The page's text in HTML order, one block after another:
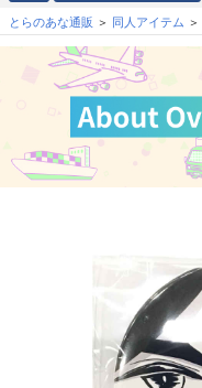
とらのあな通販 同人アイテム